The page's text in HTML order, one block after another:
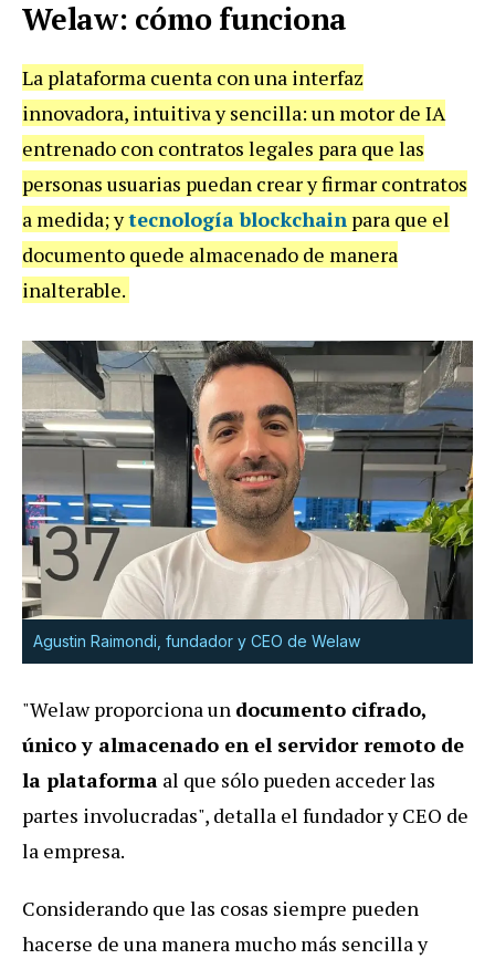
Welaw: cómo funciona
La plataforma cuenta con una interfaz
innovadora, intuitiva y sencilla: un motor de IA
entrenado con contratos legales para que las
personas usuarias puedan crear y firmar contratos
a medida; ytecnología blockchain para que el
documento quede almacenado de manera
inalterable.
Agustin Raimondi, fundador y CEO de Welaw
"Welaw proporciona un documento cifrado,
único y almacenado en el servidor remoto de
la plataforma al que sólo pueden acceder las
partes involucradas", detalla el fundador y CEO de
la empresa.
Considerando que las cosas siempre pueden
hacerse de una manera mucho más sencilla y